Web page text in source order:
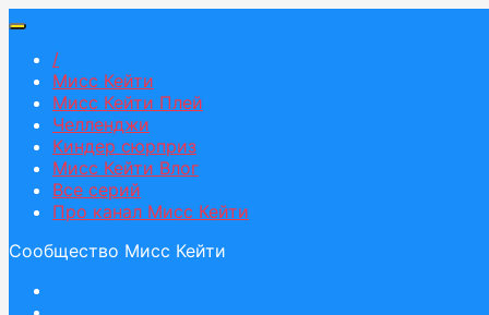
/
Мисс Кейти
Мисс Кейти Плей
Челленджи
Киндер сюрприз
Мисс Кейти Влог
Все серий
Про канал Мисс Кейти
Сообщество Мисс Кейти